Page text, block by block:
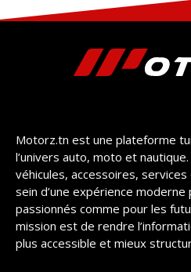
Motorz.tn est une plateforme
l’univers auto, moto et
véhicules, accessoires,
sein d’une expérience
passionnés comme pour les
mission est de rendre
plus accessible et mieux